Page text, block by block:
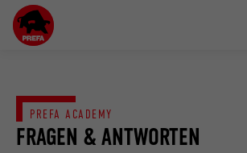
FRAGEN & ANTWORTEN
PREFA ACADEMY